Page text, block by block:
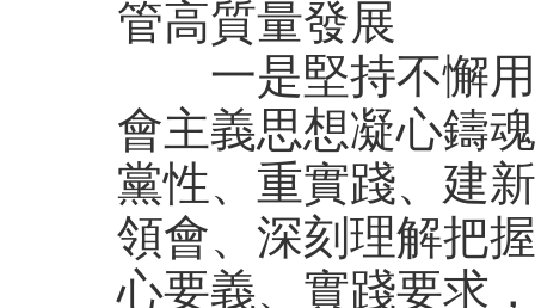
管高質量發展
一是堅持不懈用
會主義思想凝心鑄
黨性、重實踐、建
領會、深刻理解把
心要義、實踐要求